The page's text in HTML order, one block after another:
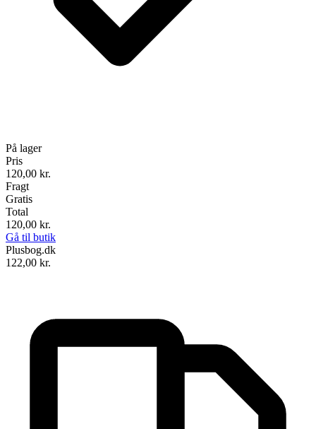
På lager
Pris
120,00 kr.
Fragt
Gratis
Total
120,00 kr.
Gå til butik
Plusbog.dk
122,00 kr.